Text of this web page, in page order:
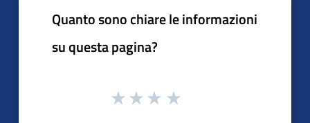
Quanto sono chiare le informazioni
su questa pagina?